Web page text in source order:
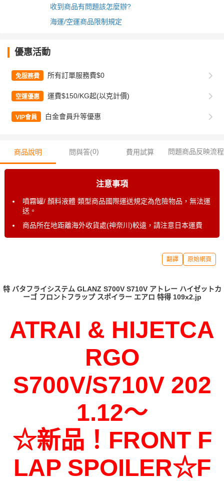
收到商品有問題該怎麼辦?
海運/空運商品限制規定
優惠活動
免服務費 所有訂單服務費$0
空運優惠 運費$150/KG起(以克計價)
VIP會員 白金會員升等優惠
商品說明 問與答(0) 費用試算 問題商品反映流程
注意事項
噴霧罐/ 顏料液體 類型商品國際運送規定為危險物品，無法運
送。
商品所在地距離海外收貨處(神奈川)較遠，請注意日本運費
翻譯 原始網頁
特 バタフライシステム GLANZ S700V S710V アトレー ハイゼットカ
ーゴ フロントフラップ スポイラー エアロ 特得 109x2.jp
ATRAI & HIJETCA
RGO
S700V/S710V 202
1.12～
☆新品！FRONT F
LAP SPOILER☆F